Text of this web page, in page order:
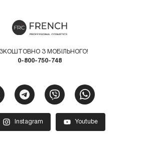
З МОБІЛЬНОГО!
0-800-750-748
Instagram Youtube